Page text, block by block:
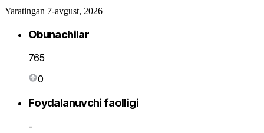
Yaratingan 7-avgust, 2026
Obunachilar
765
0
Foydalanuvchi faolligi
-